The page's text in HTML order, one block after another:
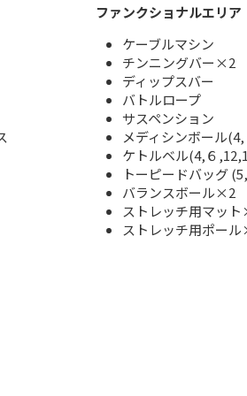
ファンクショナルエリア
ケーブルマシン
チンニングバー×2
ディップスバー
バトルロープ
サスペンション
メディシンボール
ケトルベル(4,６
トーピードバッグ
バランスボール×2
ストレッチ用マッ
ストレッチ用ポー